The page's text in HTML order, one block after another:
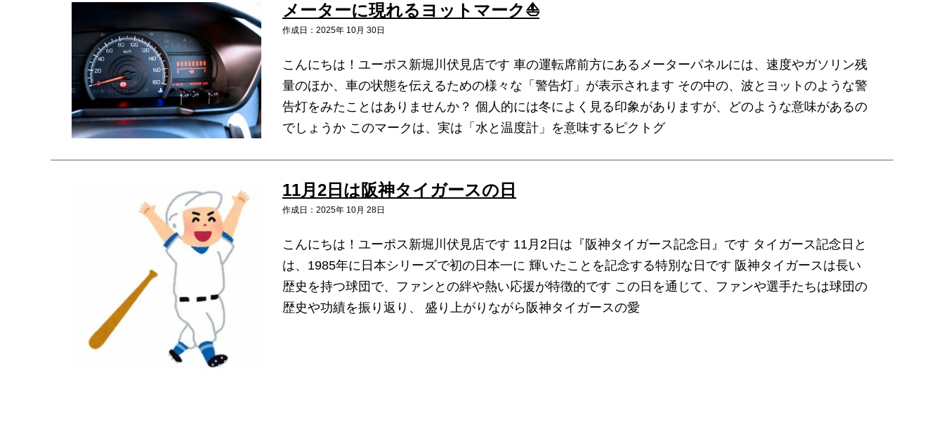
メーターに現れるヨットマーク⛵
作成日：2025年 10月 30日
こんにちは！ユーポス新堀川伏見店です 車の運転席前方にあるメーターパネルには、速度やガソリン残
量のほか、車の状態を伝えるための様々な「警告灯」が表示されます その中の、波とヨットのような警
告灯をみたことはありませんか？ 個人的には冬によく見る印象がありますが、どのような意味があるの
でしょうか このマークは、実は「水と温度計」を意味するピクトグ
11月2日は阪神タイガースの日
作成日：2025年 10月 28日
こんにちは！ユーポス新堀川伏見店です 11月2日は『阪神タイガース記念日』です タイガース記念日と
は、1985年に日本シリーズで初の日本一に 輝いたことを記念する特別な日です 阪神タイガースは長い
歴史を持つ球団で、ファンとの絆や熱い応援が特徴的です この日を通じて、ファンや選手たちは球団の
歴史や功績を振り返り、 盛り上がりながら阪神タイガースの愛